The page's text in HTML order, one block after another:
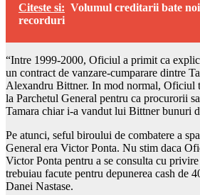
Citeste si: Volumul creditarii bate noi
recorduri
“Intre 1999-2000, Oficiul a primit ca
un contract de vanzare-cumparare dintre
Alexandru Bittner. In mod normal, Oficiul
la Parchetul General pentru ca procurorii
Tamara chiar i-a vandut lui Bittner bunuri
Pe atunci, seful biroului de combatere a
General era Victor Ponta. Nu stim daca
Victor Ponta pentru a se consulta cu
trebuiau facute pentru depunerea cash de
Danei Nastase.